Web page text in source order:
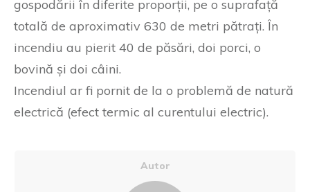
gospodării în diferite proporții, pe o suprafață
totală de aproximativ 630 de metri pătrați. În
incendiu au pierit 40 de păsări, doi porci, o
bovină și doi câini.
Incendiul ar fi pornit de la o problemă de natură
electrică (efect termic al curentului electric).
Autor